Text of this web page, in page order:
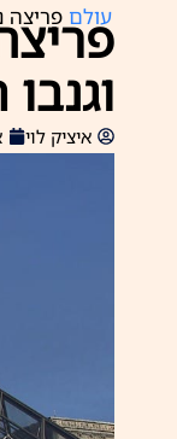
עולם פריצה
איציק לוי